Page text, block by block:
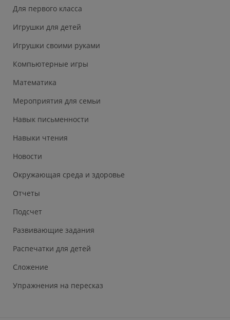
Для первого класса
Игрушки для детей
Игрушки своими руками
Компьютерные игры
Математика
Мероприятия для семьи
Навык письменности
Навыки чтения
Новости
Окружающая среда и здоровье
Отчеты
Подсчет
Развивающие задания
Распечатки для детей
Сложение
Упражнения на пересказ